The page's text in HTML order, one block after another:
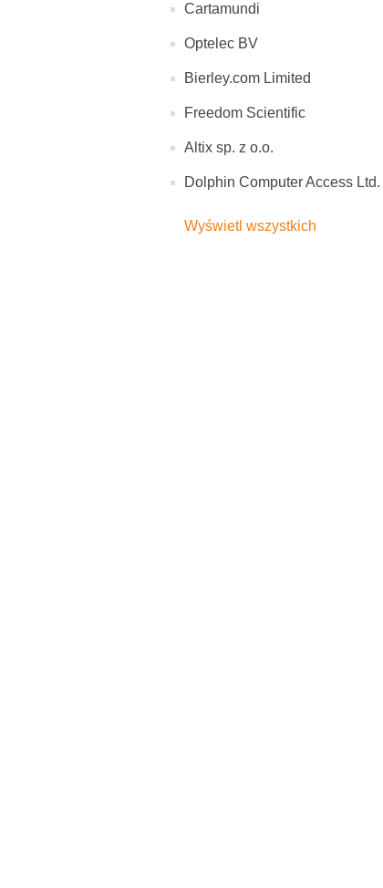
Cartamundi
Optelec BV
Bierley.com Limited
Freedom Scientific
Altix sp. z o.o.
Dolphin Computer Access Ltd.
Wyświetl wszystkich